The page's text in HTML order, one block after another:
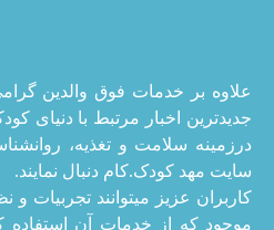
علاوه بر خدمات فوق والدین
جدیدترین اخبار مرتبط با دنیای
درزمینه سلامت و تغذیه،
سایت مهد کودک.کام دنبال نمایند.
کاربران عزیز میتوانند تجربیات
موجود که از خدمات آن استفاده